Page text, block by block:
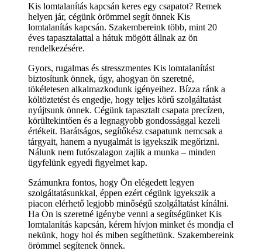
Kis lomtalanítás kapcsán keres egy csapatot? Remek
helyen jár, cégünk örömmel segít önnek Kis
lomtalanítás kapcsán. Szakembereink több, mint 20
éves tapasztalattal a hátuk mögött állnak az ön
rendelkezésére.
Gyors, rugalmas és stresszmentes Kis lomtalanítást
biztosítunk önnek, úgy, ahogyan ön szeretné,
tökéletesen alkalmazkodunk igényeihez. Bízza ránk a
költöztetést és engedje, hogy teljes körű szolgáltatást
nyújtsunk önnek. Cégünk tapasztalt csapata precízen,
körültekintően és a legnagyobb gondossággal kezeli
értékeit. Barátságos, segítőkész csapatunk nemcsak a
tárgyait, hanem a nyugalmát is igyekszik megőrizni.
Nálunk nem futószalagon zajlik a munka – minden
ügyfelünk egyedi figyelmet kap.
Számunkra fontos, hogy Ön elégedett legyen
szolgáltatásunkkal, éppen ezért cégünk igyekszik a
piacon elérhető legjobb minőségű szolgáltatást kínálni.
Ha Ön is szeretné igénybe venni a segítségünket Kis
lomtalanítás kapcsán, kérem hívjon minket és mondja el
nekünk, hogy hol és miben segíthetünk. Szakembereink
örömmel segítenek önnek.